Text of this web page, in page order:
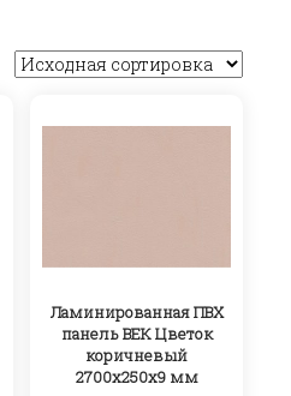
Ламинированная ПВХ
панель ВЕК Цветок
коричневый
2700х250х9 мм